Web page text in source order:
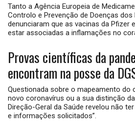
Tanto a Agência Europeia de
Controlo e Prevenção de Doenças dos
denunciaram que as vacinas da Pfizer
estar associadas a inflamações no
Provas científicas da
encontram na posse da
Questionada sobre o mapeamento do
novo coronavírus ou a sua distinção
Direção-Geral da Saúde revelou não
e informações solicitados”.